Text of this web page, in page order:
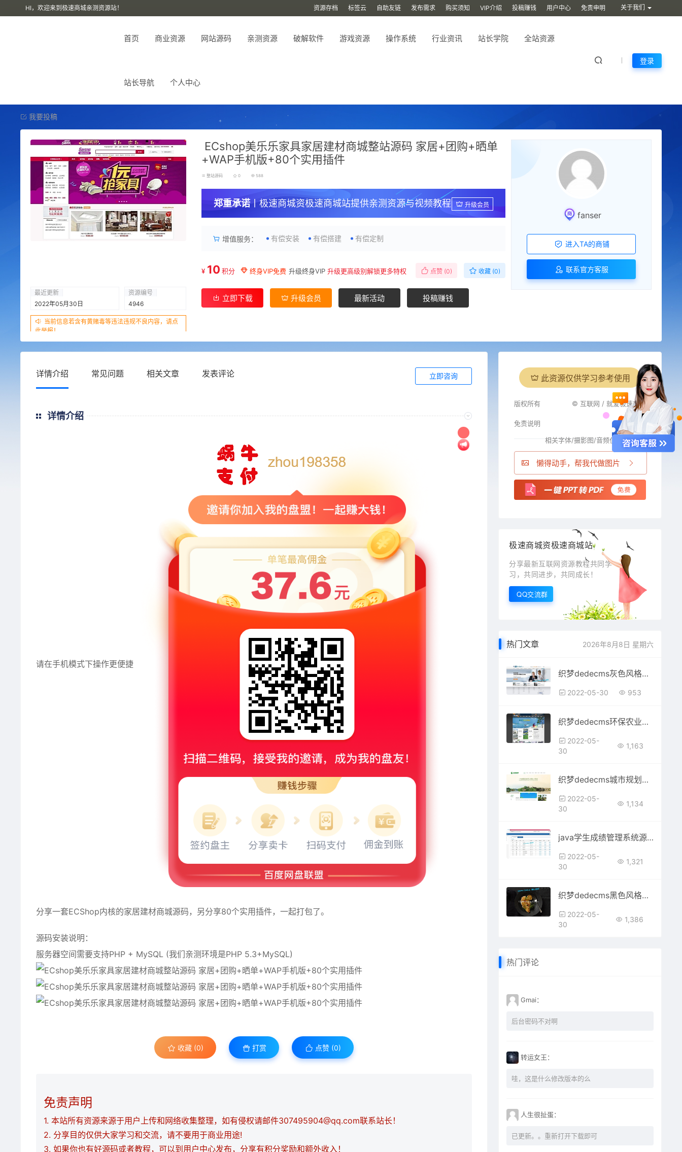
HI，欢迎来到极速商城亲测资源站！ 资源存档 标签云 自助友链 发布需求 购买须知 VIP介绍 投稿赚钱 用户中心 免责申明 关于我们
首页 商业资源 网站源码 亲测资源 破解软件 游戏资源 操作系统 行业资讯 站长学院 全站资源
站长导航 个人中心
登录
我要投稿
最近更新
2022年05月30日
资源编号
4946
当前信息若含有黄赌毒等违法违规不良内容，请点
此举报！
ECshop美乐乐家具家居建材商城整站源码 家居+团购+晒单
+WAP手机版+80个实用插件
整站源码 0 588
郑重承诺丨极速商城资极速商城站提供亲测资源与视频教程 升级会员
增值服务： 有偿安装 有偿搭建 有偿定制
¥ 10 积分 终身VIP免费 升级终身VIP 升级更高级别解锁更多特权 点赞 (0) 收藏 (0)
立即下载 升级会员 最新活动 投稿赚钱
fanser
进入TA的商铺
联系官方客服
详情介绍 常见问题 相关文章 发表评论 立即咨询
详情介绍
请在手机模式下操作更便捷
分享一套ECShop内核的家居建材商城源码，另分享80个实用插件，一起打包了。
源码安装说明：
服务器空间需要支持PHP + MySQL (我们亲测环境是PHP 5.3+MySQL)
收藏 (0) 打赏 点赞 (0)
免责声明
1. 本站所有资源来源于用户上传和网络收集整理，如有侵权请邮件307495904@qq.com联系站长！
2. 分享目的仅供大家学习和交流，请不要用于商业用途!
3. 如果你也有好源码或者教程，可以到用户中心发布，分享有积分奖励和额外收入！
此资源仅供学习参考使用
版权所有 © 互联网 / 就爱极速商城
免责说明
相关字体/摄影图/音频仅供参考 i
懒得动手，帮我代做图片
极速商城资极速商城站
分享最新互联网资源教程共同学
习，共同进步，共同成长！
QQ交流群
热门文章 2026年8月8日 星期六
织梦dedecms灰色风格机电设备公司网站模板
2022-05-30 953
织梦dedecms环保农业农林公司网站模板
2022-05-
30
1,163
织梦dedecms城市规划园林景观绿化企业网站模板(带手机移动端)
2022-05-
30
1,134
java学生成绩管理系统源码
2022-05-
30
1,321
织梦dedecms黑色风格餐饮美食企业网站模板(带手机移动端)
2022-05-
30
1,386
热门评论
Gmai：
后台密码不对啊
转运女王：
哇，这是什么修改版本的么
人生很扯蛋：
已更新。。重新打开下载即可